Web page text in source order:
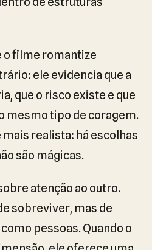
o filme romantize
ele evidencia que a
que o risco existe e que
mesmo tipo de coragem.
mais realista: há escolhas
são mágicas.
atenção ao outro.
sobreviver, mas de
pessoas. Quando o